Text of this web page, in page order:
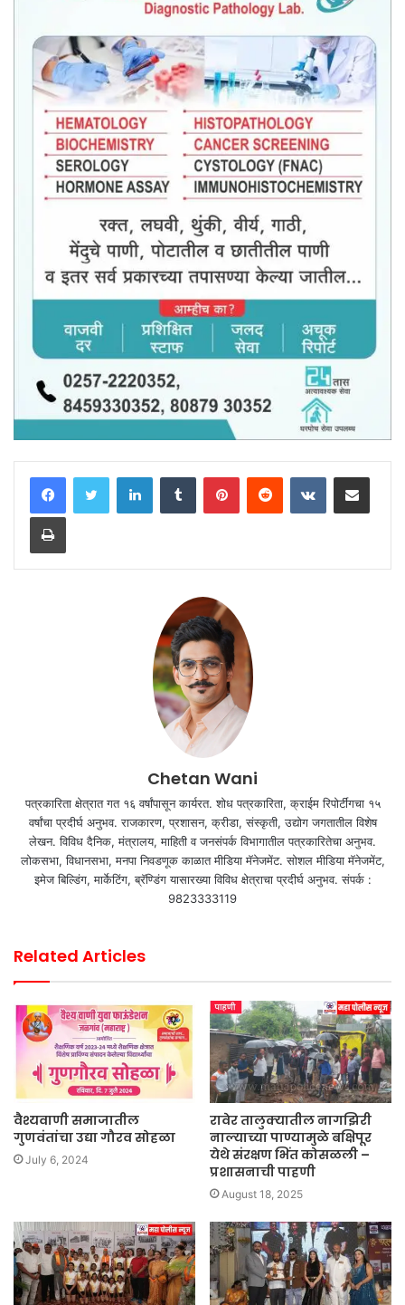
LinkedInTumblr PinterestReddit VKontakteShare via Email
Print
Chetan Wani
पत्रकारिता क्षेत्रात गत १६ वर्षांपासून कार्यरत. शोध पत्रकारिता, क्राईम रिपोर्टींगचा १५
वर्षांचा प्रदीर्घ अनुभव. राजकारण, प्रशासन, क्रीडा, संस्कृती, उद्योग जगतातील विशेष
लेखन. विविध दैनिक, मंत्रालय, माहिती व जनसंपर्क विभागातील पत्रकारितेचा अनुभव.
लोकसभा, विधानसभा, मनपा निवडणूक काळात मीडिया मॅनेजमेंट. सोशल मीडिया मॅनेजमेंट,
इमेज बिल्डिंग, मार्केटिंग, ब्रॅण्डिंग यासारख्या विविध क्षेत्राचा प्रदीर्घ अनुभव. संपर्क :
9823333119
Related Articles
वैश्यवाणी समाजातील
गुणवंतांचा उद्या गौरव सोहळा
July 6, 2024
रावेर तालुक्यातील नागझिरी
नाल्याच्या पाण्यामुळे बक्षिपूर
येथे संरक्षण भिंत कोसळली –
प्रशासनाची पाहणी
August 18, 2025